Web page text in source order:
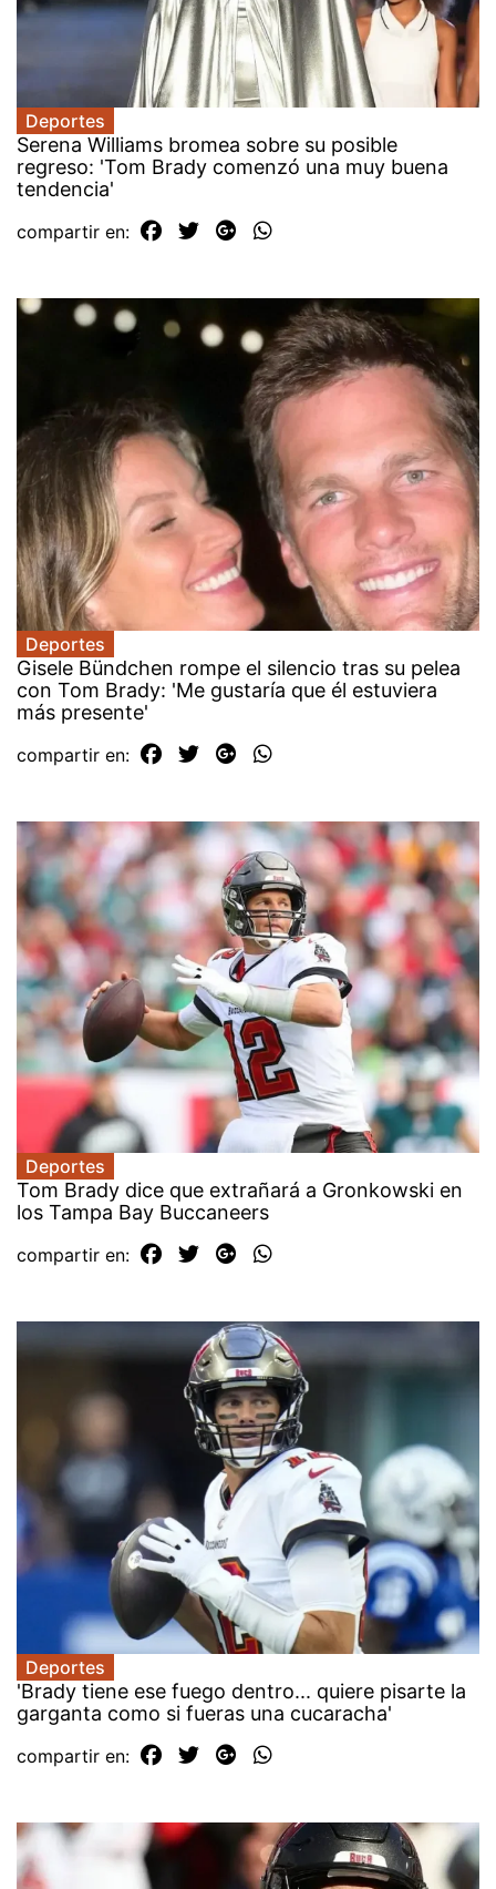
Deportes
Serena Williams bromea sobre su posible
regreso: 'Tom Brady comenzó una muy buena
tendencia'
compartir en:
Deportes
Gisele Bündchen rompe el silencio tras su pelea
con Tom Brady: 'Me gustaría que él estuviera
más presente'
compartir en:
Deportes
Tom Brady dice que extrañará a Gronkowski en
los Tampa Bay Buccaneers
compartir en:
Deportes
'Brady tiene ese fuego dentro... quiere pisarte la
garganta como si fueras una cucaracha'
compartir en: